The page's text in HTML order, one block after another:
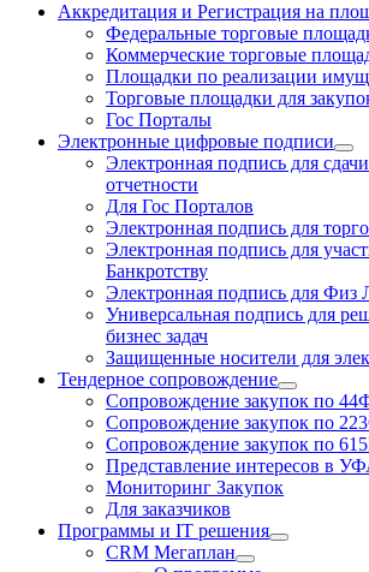
Аккредитация и Регистрация на
Федеральные торговые
Коммерческие торговые
Площадки по реализации
Торговые площадки для
Гос Порталы
Электронные цифровые подписи
Электронная подпись для
отчетности
Для Гос Порталов
Электронная подпись для
Электронная подпись для
Банкротству
Электронная подпись для Физ
Универсальная подпись для
бизнес задач
Защищенные носители для
Тендерное сопровождение
Сопровождение закупок по
Сопровождение закупок по
Сопровождение закупок по
Представление интересов в
Мониторинг Закупок
Для заказчиков
Программы и IT решения
CRM Мегаплан